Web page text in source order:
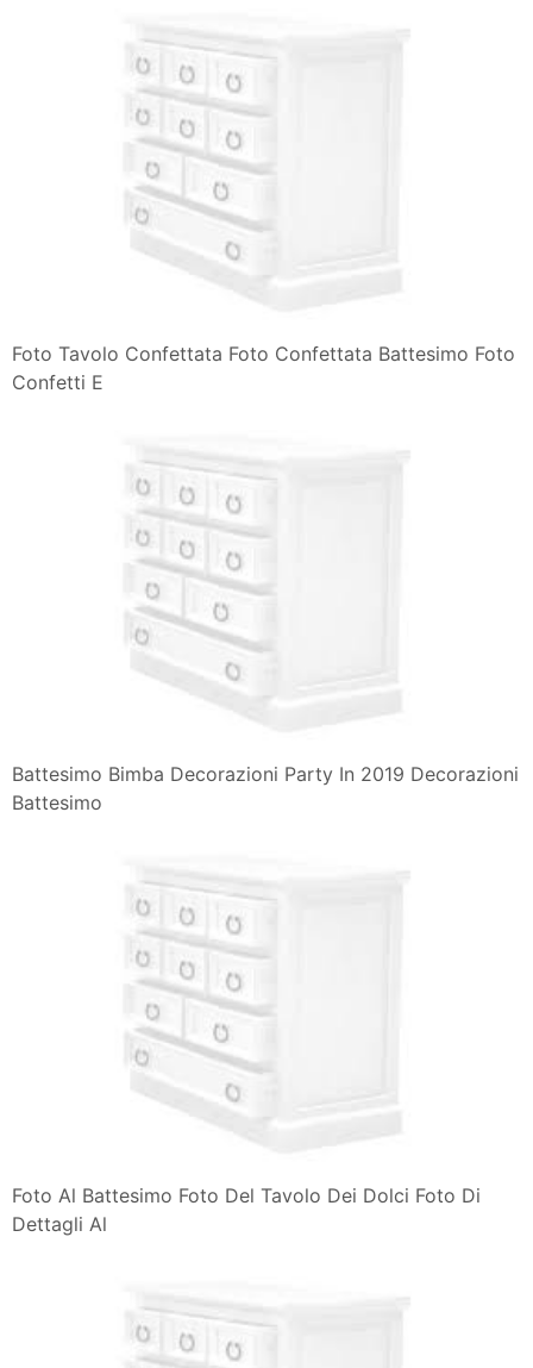
Foto Tavolo Confettata Foto Confettata Battesimo Foto
Confetti E
Battesimo Bimba Decorazioni Party In 2019 Decorazioni
Battesimo
Foto Al Battesimo Foto Del Tavolo Dei Dolci Foto Di
Dettagli Al